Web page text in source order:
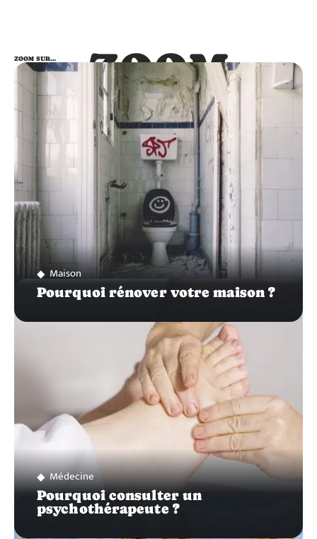
ZOOM
SUR…
ZOOM SUR…
Maison
Pourquoi rénover votre maison ?
Médecine
Pourquoi consulter un
psychothérapeute ?